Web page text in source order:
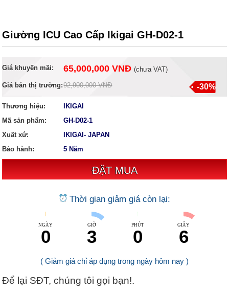
Giường ICU Cao Cấp Ikigai GH-D02-1
Giá khuyến mãi: 65,000,000 VNĐ (chưa VAT)
Giá bán thị trường:92,900,000 VNĐ -30%
Thương hiệu:
IKIGAI
Mã sản phẩm:
GH-D02-1
Xuất xứ:
IKIGAI- JAPAN
Bảo hành:
5 Năm
Thời gian giảm giá còn lại:
NGÀY
0
GIỜ
3
PHÚT
0
GIÂY
5
( Giảm giá chỉ áp dụng trong ngày hôm nay )
Để lại SĐT, chúng tôi gọi bạn!.